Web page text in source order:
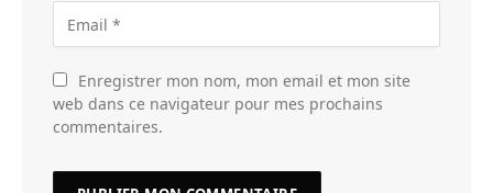
Enregistrer mon nom, mon email et mon site
web dans ce navigateur pour mes prochains
commentaires.